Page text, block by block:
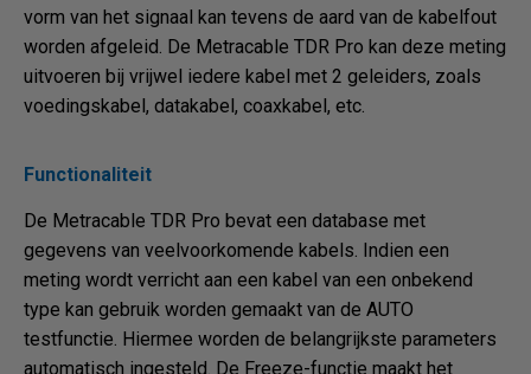
vorm van het signaal kan tevens de aard van de kabelfout
worden afgeleid. De Metracable TDR Pro kan deze meting
uitvoeren bij vrijwel iedere kabel met 2 geleiders, zoals
voedingskabel, datakabel, coaxkabel, etc.
Functionaliteit
De Metracable TDR Pro bevat een database met
gegevens van veelvoorkomende kabels. Indien een
meting wordt verricht aan een kabel van een onbekend
type kan gebruik worden gemaakt van de AUTO
testfunctie. Hiermee worden de belangrijkste parameters
automatisch ingesteld. De Freeze-functie maakt het